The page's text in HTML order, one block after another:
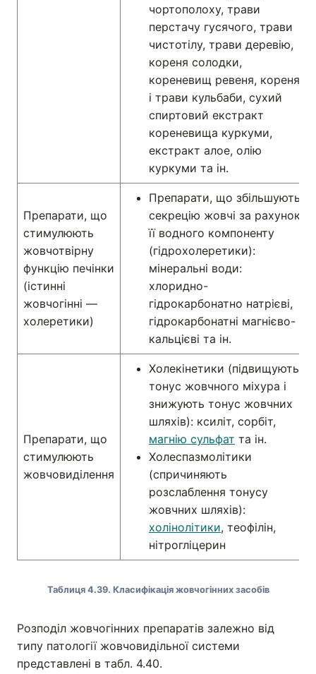
чортополоху, трави
перстачу гусячого, трави
чистотілу, трави деревію,
кореня солодки,
кореневищ ревеня, кореня
і трави кульбаби, сухий
спиртовий екстракт
кореневища куркуми,
екстракт алое, олію
куркуми та ін.
Препарати, що
стимулюють
жовчотвірну
функцію печінки
(істинні
жовчогінні —
холеретики)
Препарати, що збільшують
секрецію жовчі за рахунок
її водного компоненту
(гідрохолеретики):
мінеральні води:
хлоридно-
гідрокарбонатно натрієві,
гідрокарбонатні магнієво-
кальцієві та ін.
Препарати, що
стимулюють
жовчовиділення
Холекінетики (підвищують
тонус жовчного міхура і
знижують тонус жовчних
шляхів): ксиліт, сорбіт,
магнію сульфат та ін.
Холеспазмолітики
(спричиняють
розслаблення тонусу
жовчних шляхів):
холінолітики, теофілін,
нітрогліцерин
Таблиця 4.39. Класифікація жовчогінних засобів
Розподіл жовчогінних препаратів залежно від
типу патології жовчовидільної системи
представлені в табл. 4.40.